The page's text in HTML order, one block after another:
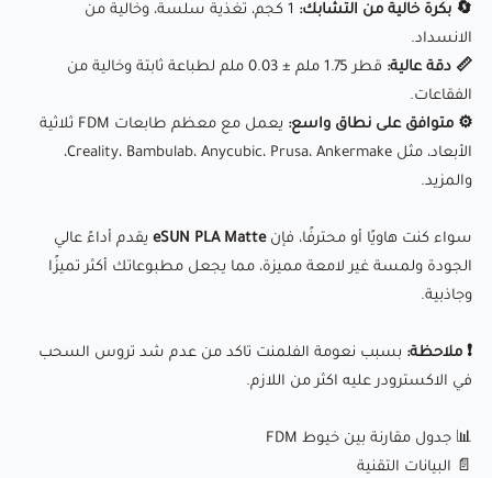
🔄 بكرة خالية من التشابك:
1 كجم، تغذية سلسة، وخالية من
الانسداد.
📏 دقة عالية:
قطر 1.75 ملم ± 0.03 ملم لطباعة ثابتة وخالية من
الفقاعات.
⚙ متوافق على نطاق واسع:
يعمل مع معظم طابعات FDM ثلاثية
الأبعاد، مثل Creality، Bambulab، Anycubic، Prusa، Ankermake،
والمزيد.
سواء كنت هاويًا أو محترفًا، فإنeSUN PLA Matte يقدم أداءً عالي
الجودة ولمسة غير لامعة مميزة، مما يجعل مطبوعاتك أكثر تميزًا
وجاذبية.
❗ ملاحظة: بسبب نعومة الفلمنت تاكد من عدم شد تروس السحب
في الاكسترودر عليه اكثر من اللازم.
📊 جدول مقارنة بين خيوط FDM
📄 البيانات التقنية